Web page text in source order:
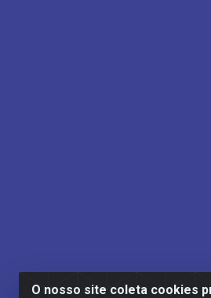
O nosso site coleta cookies